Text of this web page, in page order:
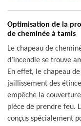
Optimisation de la
de cheminée à tamis
Le chapeau de
d’incendie se trouve
En effet, le chapeau
jaillissement des
empêche la
pièce de prendre feu.
conçus spécialement